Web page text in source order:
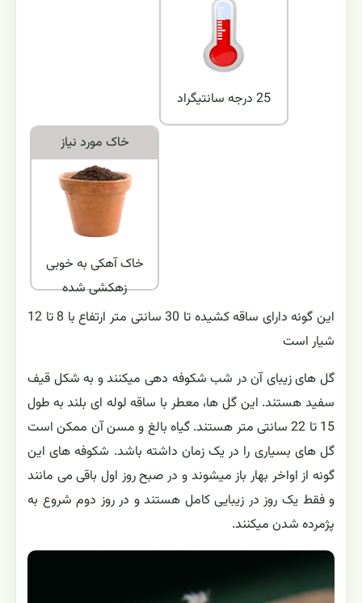
25 درجه سانتیگراد
خاک مورد نياز
خاک آهکی به خوبی
زهکشی شده
این گونه دارای ساقه کشیده تا 30 سانتی متر ارتفاع با 8 تا 12
شیار است
گل های زیبای آن در شب شکوفه دهی میکنند و به شکل قیف
سفید هستند. این گل ها، معطر با ساقه لوله ای بلند به طول
15 تا 22 سانتی متر هستند. گیاه بالغ و مسن آن ممکن است
گل های بسیاری را در یک زمان داشته باشد. شکوفه های این
گونه از اواخر بهار باز میشوند و در صبح روز اول باقی می مانند
و فقط یک روز در زیبایی کامل هستند و در روز دوم شروع به
پژمرده شدن میکنند.